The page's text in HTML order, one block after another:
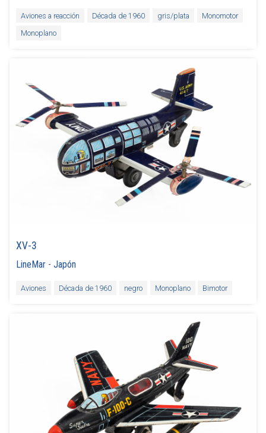
Aviones a reacción Década de 1960 gris/plata
Monomotor
Monoplano
XV-3
LineMar -Japón
Aviones Década de 1960 negro Monoplano Bimotor